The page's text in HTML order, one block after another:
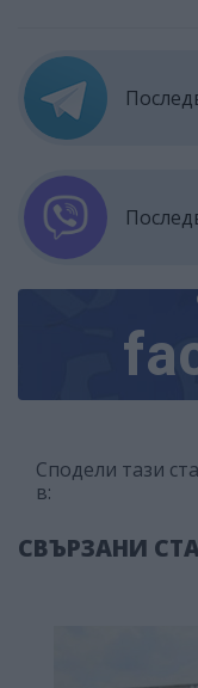
Сподели тази
в:
СВЪРЗАНИ